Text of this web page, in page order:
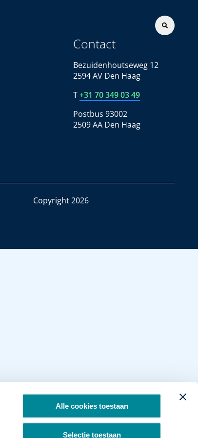
Alle cookies toestaan
Selectie toestaan
Contact
Bezuidenhoutseweg 12
2594 AV Den Haag
T+31 70 349 03 49
Postbus 93002
2509 AA Den Haag
Copyright 2026